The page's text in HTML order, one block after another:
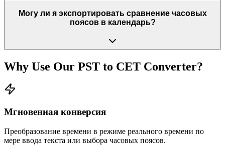
Могу ли я экспортировать сравнение часовых
поясов в календарь?
Why Use Our PST to CET Converter?
Мгновенная конверсия
Преобразование времени в режиме реального времени по
мере ввода текста или выбора часовых поясов.